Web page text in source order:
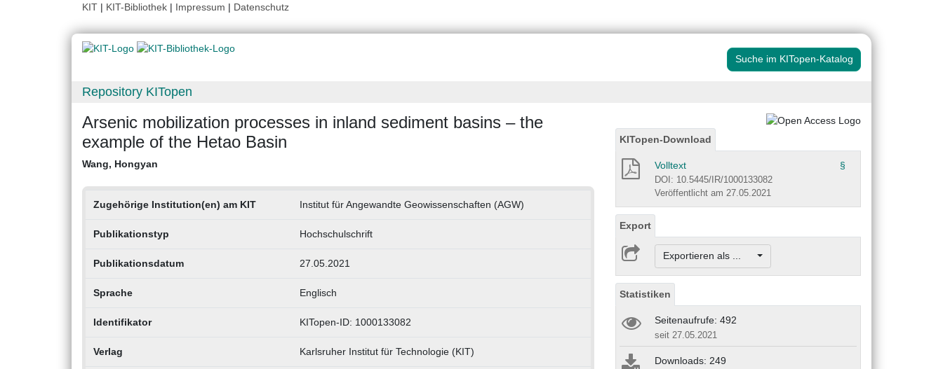
KIT | KIT-Bibliothek | Impressum | Datenschutz
Suche im KITopen-Katalog
Repository KITopen
Arsenic mobilization processes in inland sediment basins – the
example of the Hetao Basin
Wang, Hongyan
Zugehörige Institution(en) am KIT Institut für Angewandte Geowissenschaften (AGW)
Publikationstyp Hochschulschrift
Publikationsdatum 27.05.2021
Sprache Englisch
Identifikator KITopen-ID: 1000133082
Verlag Karlsruher Institut für Technologie (KIT)
KITopen-Download
Volltext §
DOI: 10.5445/IR/1000133082
Veröffentlicht am 27.05.2021
Export
Exportieren als ...
Statistiken
Seitenaufrufe: 492
seit 27.05.2021
Downloads: 249